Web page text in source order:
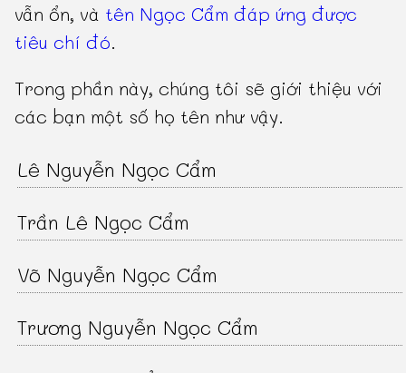
vẫn ổn, và tên Ngọc Cẩm đáp ứng được
tiêu chí đó.
Trong phần này, chúng tôi sẽ giới thiệu với
các bạn một số họ tên như vậy.
Lê Nguyễn Ngọc Cẩm
Trần Lê Ngọc Cẩm
Võ Nguyễn Ngọc Cẩm
Trương Nguyễn Ngọc Cẩm